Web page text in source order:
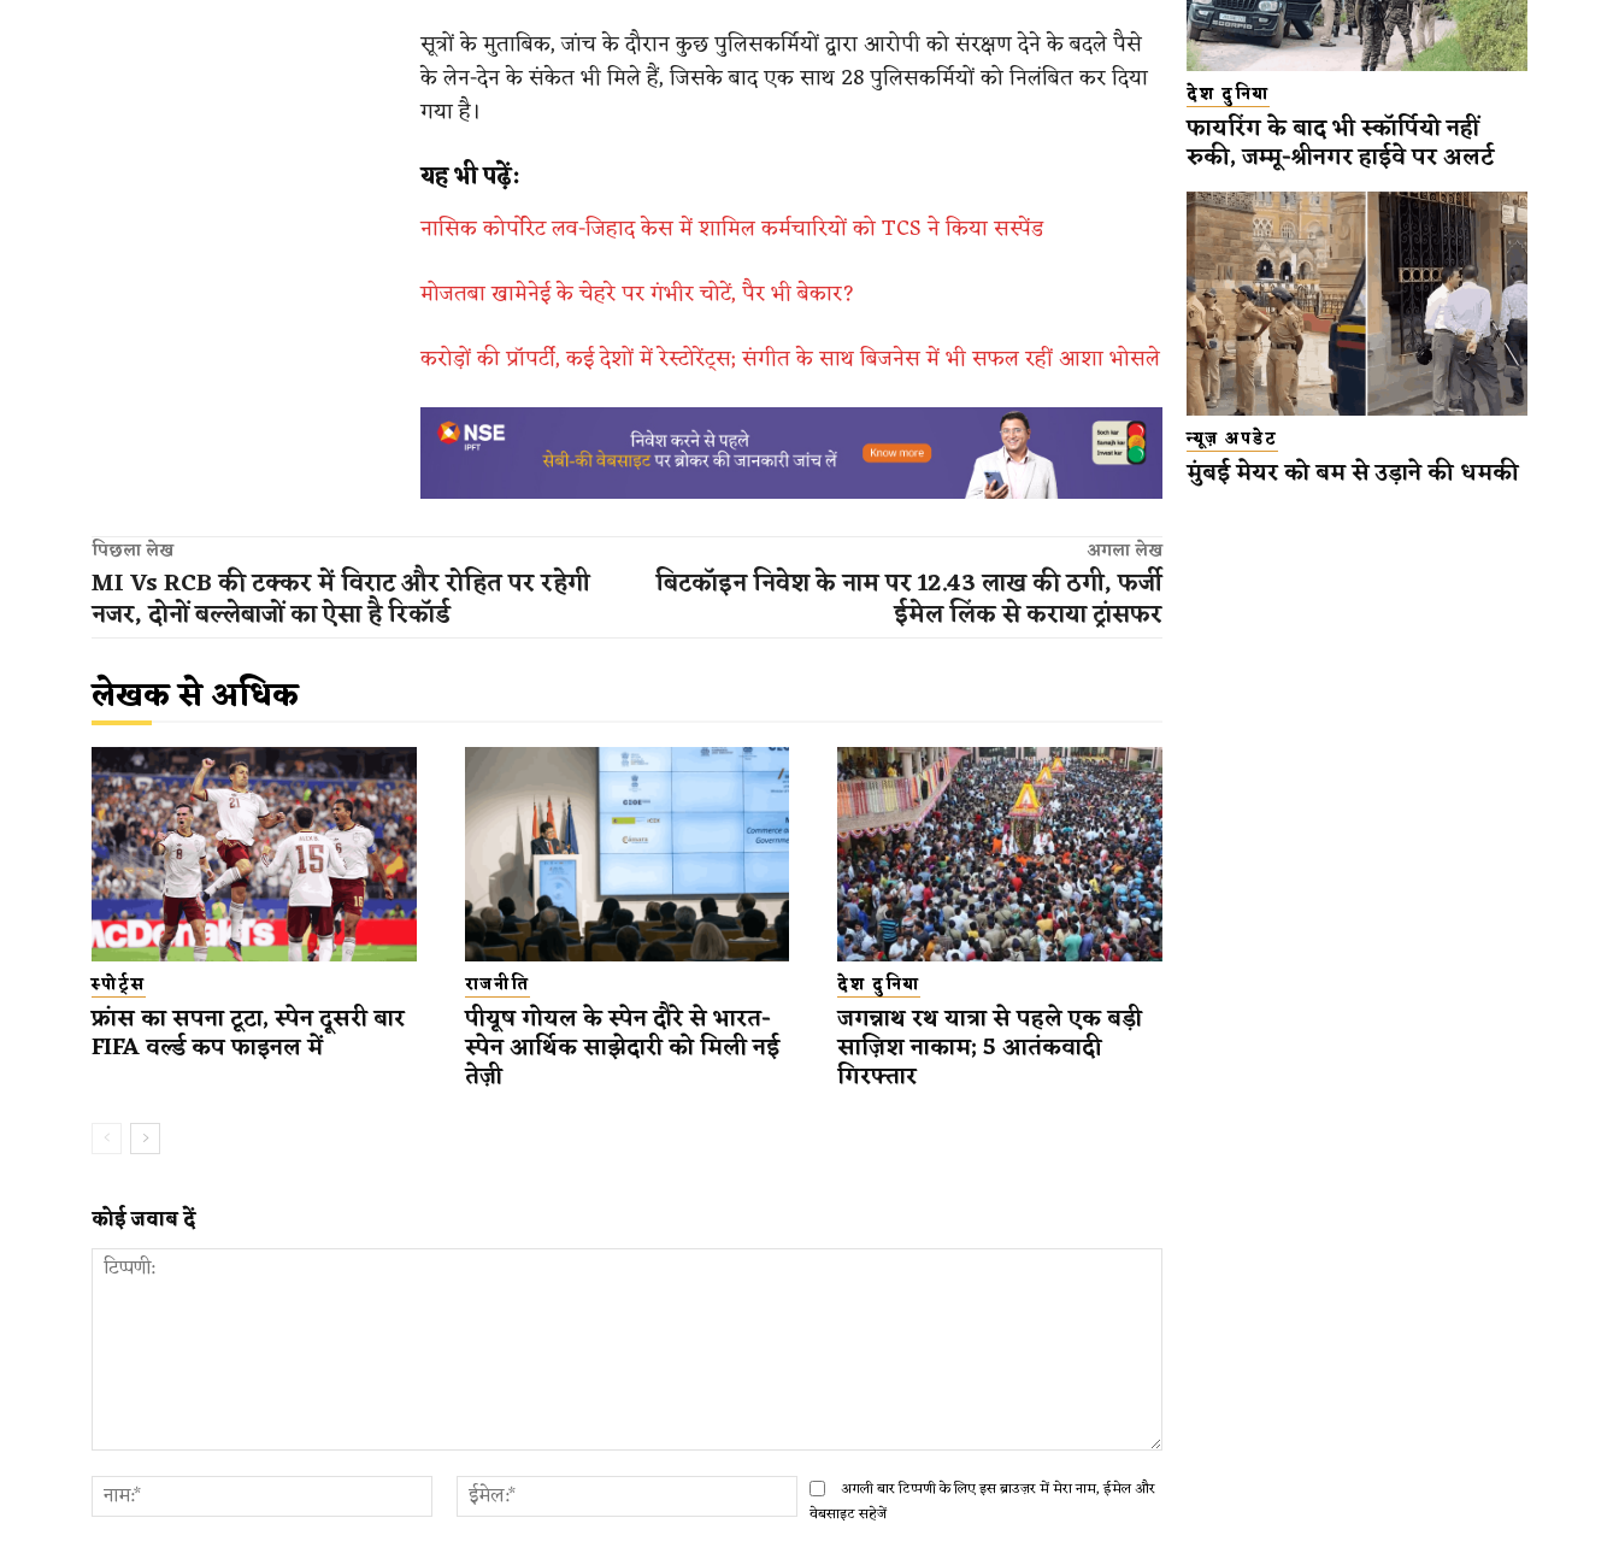
सूत्रों के मुताबिक, जांच के दौरान कुछ पुलिसकर्मियों द्वारा आरोपी को संरक्षण देने के बदले पैसे
के लेन-देन के संकेत भी मिले हैं, जिसके बाद एक साथ 28 पुलिसकर्मियों को निलंबित कर दिया
गया है।
यह भी पढ़ें:
नासिक कोर्पोरेट लव-जिहाद केस में शामिल कर्मचारियों को TCS ने किया सस्पेंड
मोजतबा खामेनेई के चेहरे पर गंभीर चोटें, पैर भी बेकार?
करोड़ों की प्रॉपर्टी, कई देशों में रेस्टोरेंट्स; संगीत के साथ बिजनेस में भी सफल रहीं आशा भोसले
पिछला लेख
MI Vs RCB की टक्कर में विराट और रोहित पर रहेगी
नजर, दोनों बल्लेबाजों का ऐसा है रिकॉर्ड
अगला लेख
बिटकॉइन निवेश के नाम पर 12.43 लाख की ठगी, फर्जी
ईमेल लिंक से कराया ट्रांसफर
लेखक से अधिक
स्पोर्ट्स
फ्रांस का सपना टूटा, स्पेन दूसरी बार
FIFA वर्ल्ड कप फाइनल में
राजनीति
पीयूष गोयल के स्पेन दौरे से भारत-
स्पेन आर्थिक साझेदारी को मिली नई
तेज़ी
देश दुनिया
जगन्नाथ रथ यात्रा से पहले एक बड़ी
साज़िश नाकाम; 5 आतंकवादी
गिरफ्तार
कोई जवाब दें
नाम:*
ईमेल:*अगली बार टिप्पणी के लिए इस ब्राउज़र में मेरा नाम, ईमेल और
वेबसाइट सहेजें
देश दुनिया
फायरिंग के बाद भी स्कॉर्पियो नहीं
रुकी, जम्मू-श्रीनगर हाईवे पर अलर्ट
न्यूज़ अपडेट
मुंबई मेयर को बम से उड़ाने की धमकी